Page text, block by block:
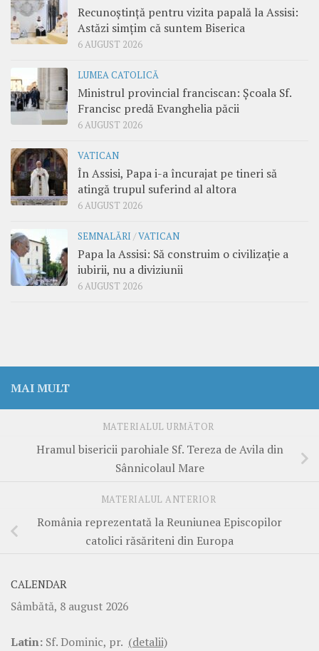
Recunoștință pentru vizita papală la Assisi:
Astăzi simțim că suntem Biserica
6 AUGUST 2026
LUMEA CATOLICĂ
Ministrul provincial franciscan: Școala Sf.
Francisc predă Evanghelia păcii
6 AUGUST 2026
VATICAN
În Assisi, Papa i-a încurajat pe tineri să
atingă trupul suferind al altora
6 AUGUST 2026
SEMNALĂRI /VATICAN
Papa la Assisi: Să construim o civilizație a
iubirii, nu a diviziunii
6 AUGUST 2026
MAI MULT
MATERIALUL URMĂTOR
Hramul bisericii parohiale Sf. Tereza de Avila din
Sânnicolaul Mare
MATERIALUL ANTERIOR
România reprezentată la Reuniunea Episcopilor
catolici răsăriteni din Europa
CALENDAR
Sâmbătă, 8 august 2026
Latin: Sf. Dominic, pr. (detalii)